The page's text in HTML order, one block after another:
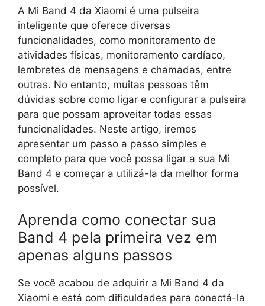
A Mi Band 4 da Xiaomi é uma pulseira
inteligente que oferece diversas
funcionalidades, como monitoramento de
atividades físicas, monitoramento cardíaco,
lembretes de mensagens e chamadas, entre
outras. No entanto, muitas pessoas têm
dúvidas sobre como ligar e configurar a pulseira
para que possam aproveitar todas essas
funcionalidades. Neste artigo, iremos
apresentar um passo a passo simples e
completo para que você possa ligar a sua Mi
Band 4 e começar a utilizá-la da melhor forma
possível.
Aprenda como conectar sua
Band 4 pela primeira vez em
apenas alguns passos
Se você acabou de adquirir a Mi Band 4 da
Xiaomi e está com dificuldades para conectá-la